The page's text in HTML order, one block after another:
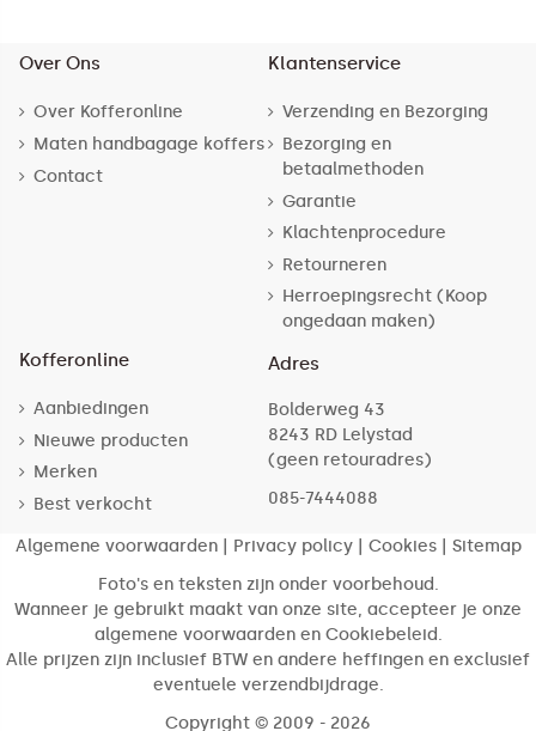
Over Ons
Over Kofferonline
Maten handbagage koffers
Contact
Klantenservice
Verzending en Bezorging
Bezorging en
betaalmethoden
Garantie
Klachtenprocedure
Retourneren
Herroepingsrecht (Koop
ongedaan maken)
Kofferonline
Aanbiedingen
Nieuwe producten
Merken
Best verkocht
Adres
Bolderweg 43
8243 RD Lelystad
(geen retouradres)
085-7444088
Algemene voorwaarden| Privacy policy| Cookies| Sitemap
Foto's en teksten zijn onder voorbehoud.
Wanneer je gebruikt maakt van onze site, accepteer je onze
algemene voorwaarden en Cookiebeleid.
Alle prijzen zijn inclusief BTW en andere heffingen en exclusief
eventuele verzendbijdrage.
Copyright © 2009 - 2026